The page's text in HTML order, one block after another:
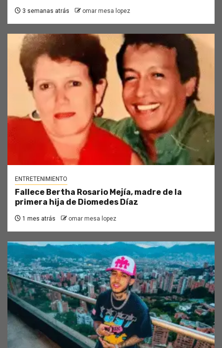
3 semanas atrás omar mesa lopez
ENTRETENIMIENTO
Fallece Bertha Rosario Mejía, madre de la
primera hija de Diomedes Díaz
1 mes atrás omar mesa lopez